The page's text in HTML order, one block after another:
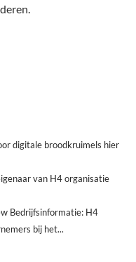
digitale broodkruimels hier
van H4 organisatie
Bedrijfsinformatie: H4
bij het...